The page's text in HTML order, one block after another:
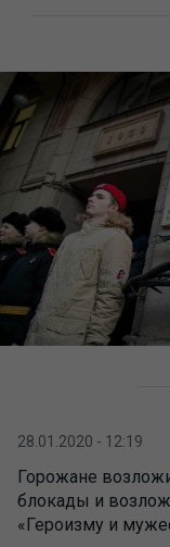
28.01.2020 - 12:19
Горожане
блокады и
«Героизму и